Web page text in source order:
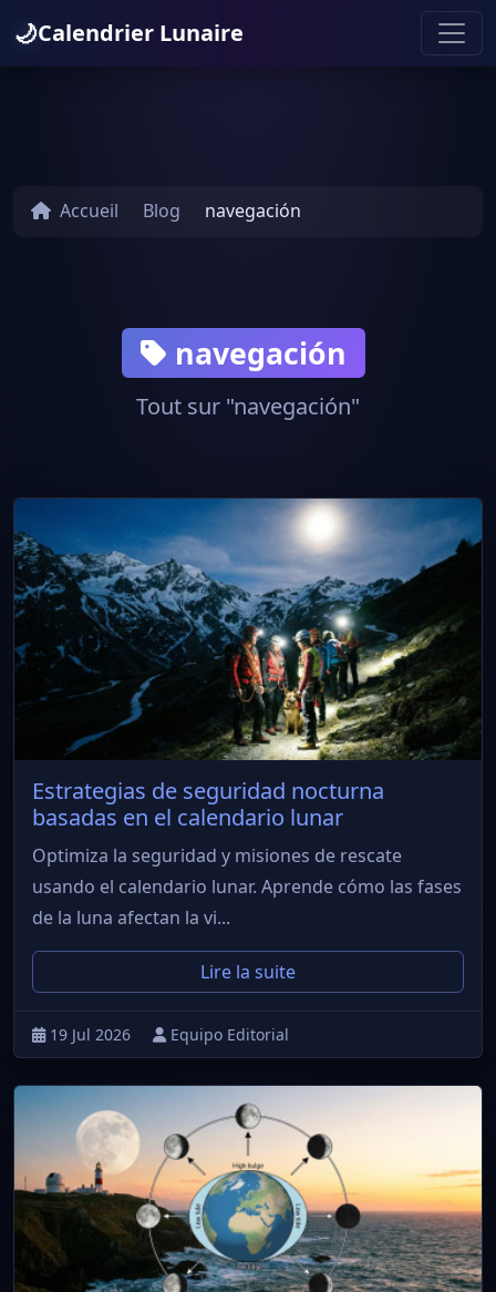
🌙Calendrier Lunaire
Accueil Blog navegación
navegación
Tout sur "navegación"
Estrategias de seguridad nocturna
basadas en el calendario lunar
Optimiza la seguridad y misiones de rescate
usando el calendario lunar. Aprende cómo las fases
de la luna afectan la vi...
Lire la suite
19 Jul 2026 Equipo Editorial